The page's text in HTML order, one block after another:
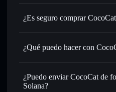
¿Es seguro comprar
CocoCat no está verificado
¿Qué puedo hacer con
CocoCat
cartera de
Intercambiar al instante:
USDC o miles de otros
¿Puedo enviar CocoCat de
Solana?